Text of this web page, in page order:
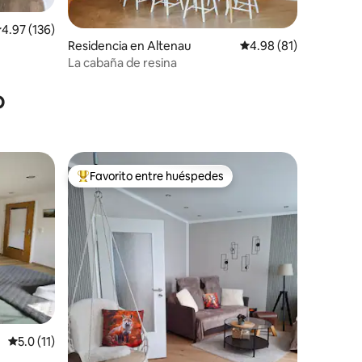
promedio: 4.97 de 5; 136 evaluaciones
4.97 (136)
Residencia en Altenau Calificación
4.98 (81)
La cabaña de resina
Calificación promedio: 5.0 de 5; 11 evaluaciones
5.0 (11)
De los mejores en Favorito entre huéspedes
Favorito entre huéspedes